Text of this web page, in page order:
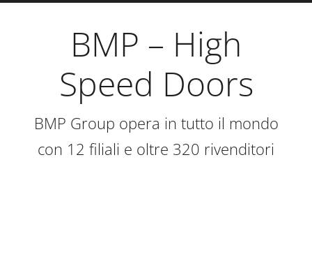
BMP – High
Speed Doors
BMP Group opera in tutto il mondo
con 12 filiali e oltre 320 rivenditori